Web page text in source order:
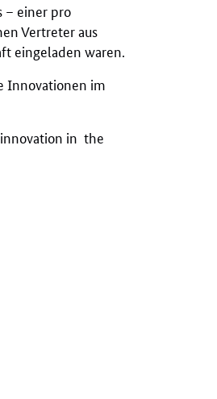
– einer pro
Vertreter aus
eingeladen waren.
Innovationen im
in the